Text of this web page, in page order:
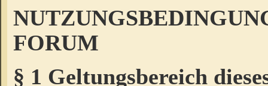
FORUM
§ 1 Geltungsbereich